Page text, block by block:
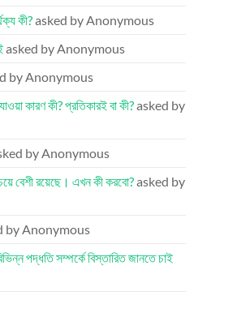
কী?asked by Anonymous
asked by Anonymous
by Anonymous
কারণ কী? প্রতিকারই বা কী?asked by
by Anonymous
বেশী রয়েছে। এখন কী করবো?asked by
by Anonymous
পদ্ধতি সম্পর্কে বিস্তারিত জানতে চাই